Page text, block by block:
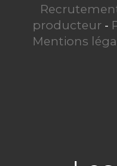
producteur -
Mentions